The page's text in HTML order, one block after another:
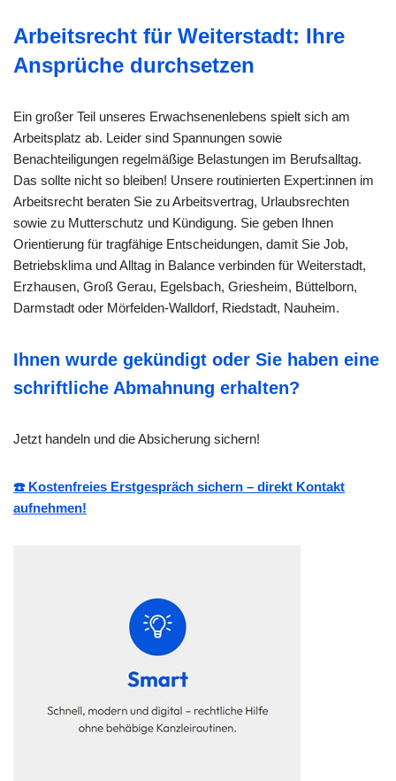
Arbeitsrecht für Weiterstadt: Ihre
Ansprüche durchsetzen
Ein großer Teil unseres Erwachsenenlebens spielt sich am
Arbeitsplatz ab. Leider sind Spannungen sowie
Benachteiligungen regelmäßige Belastungen im Berufsalltag.
Das sollte nicht so bleiben! Unsere routinierten Expert:innen im
Arbeitsrecht beraten Sie zu Arbeitsvertrag, Urlaubsrechten
sowie zu Mutterschutz und Kündigung. Sie geben Ihnen
Orientierung für tragfähige Entscheidungen, damit Sie Job,
Betriebsklima und Alltag in Balance verbinden für Weiterstadt,
Erzhausen, Groß Gerau, Egelsbach, Griesheim, Büttelborn,
Darmstadt oder Mörfelden-Walldorf, Riedstadt, Nauheim.
Ihnen wurde gekündigt oder Sie haben eine
schriftliche Abmahnung erhalten?
Jetzt handeln und die Absicherung sichern!
☎️ Kostenfreies Erstgespräch sichern – direkt Kontakt
aufnehmen!